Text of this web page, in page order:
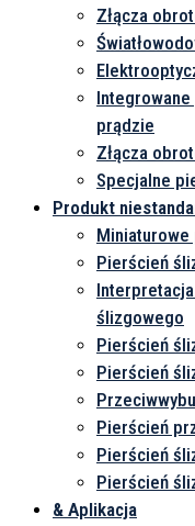
Złącza
prądzie
Złącza
Specjalne
Produkt
Pierścień
ślizgowego
Pierścień
Pierścień
Pierścień
Pierścień
Pierścień
& Aplikacja